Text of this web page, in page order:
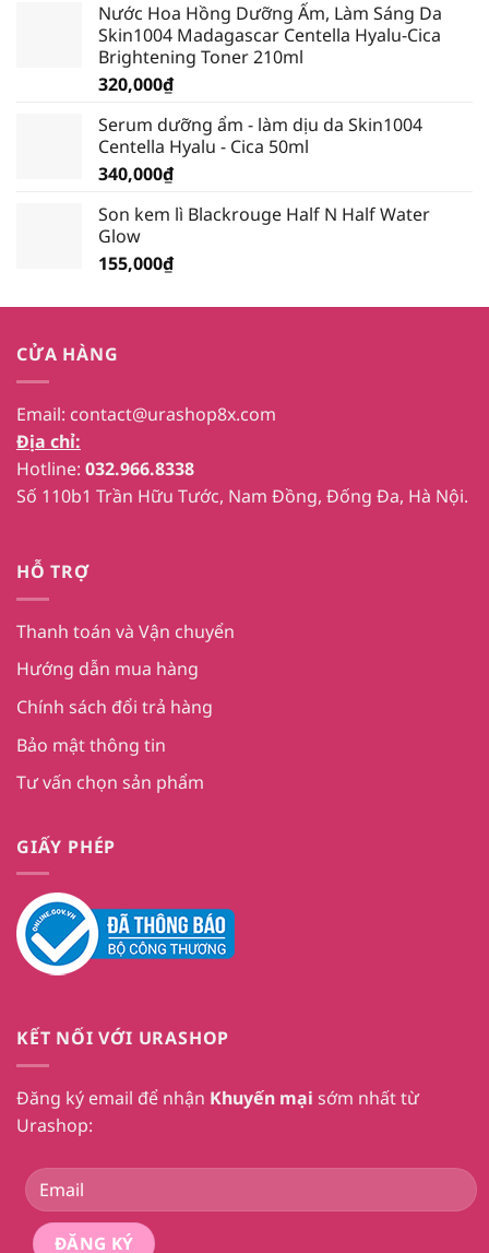
là:
389,000₫.
tại
là:
339,000₫.
Nước Hoa Hồng Dưỡng Ẩm, Làm Sáng Da
Skin1004 Madagascar Centella Hyalu-Cica
Brightening Toner 210ml
320,000₫
Serum dưỡng ẩm - làm dịu da Skin1004
Centella Hyalu - Cica 50ml
340,000₫
Son kem lì Blackrouge Half N Half Water
Glow
155,000₫
CỬA HÀNG
Email: contact@urashop8x.com
Địa chỉ:
Hotline: 032.966.8338
Số 110b1 Trần Hữu Tước, Nam Đồng, Đống Đa, Hà Nội.
HỖ TRỢ
Thanh toán và Vận chuyển
Hướng dẫn mua hàng
Chính sách đổi trả hàng
Bảo mật thông tin
Tư vấn chọn sản phẩm
GIẤY PHÉP
KẾT NỐI VỚI URASHOP
Đăng ký email để nhận Khuyến mại sớm nhất từ
Urashop: